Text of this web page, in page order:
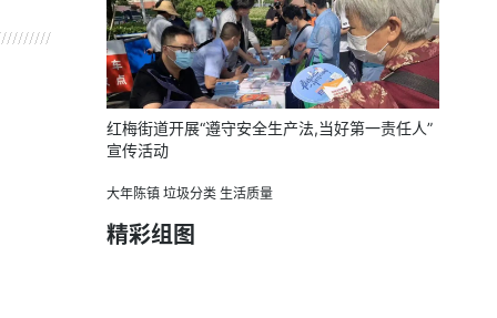
红梅街道开展“遵守安全生产法,当好第一责任人”
宣传活动
大年陈镇 垃圾分类 生活质量
精彩组图